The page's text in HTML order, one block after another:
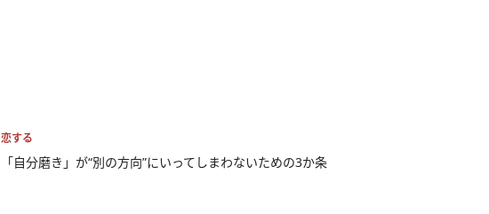
恋する
「自分磨き」が“別の方向”にいってしまわないための3か条